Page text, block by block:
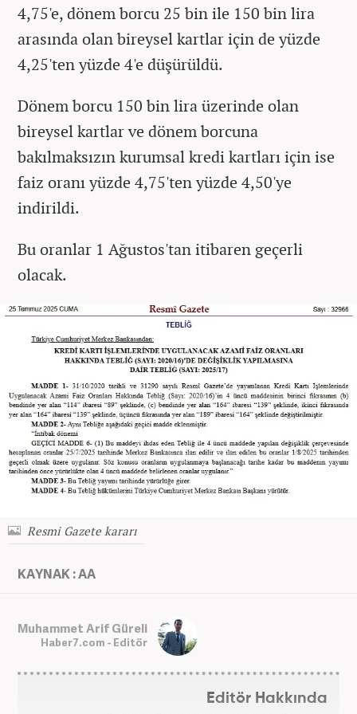
4,75'e, dönem borcu 25 bin ile 150 bin lira
arasında olan bireysel kartlar için de yüzde
4,25'ten yüzde 4'e düşürüldü.
Dönem borcu 150 bin lira üzerinde olan
bireysel kartlar ve dönem borcuna
bakılmaksızın kurumsal kredi kartları için ise
faiz oranı yüzde 4,75'ten yüzde 4,50'ye
indirildi.
Bu oranlar 1 Ağustos'tan itibaren geçerli
olacak.
Resmi Gazete kararı
KAYNAK : AA
Muhammet Arif Güreli
Haber7.com - Editör
Editör Hakkında